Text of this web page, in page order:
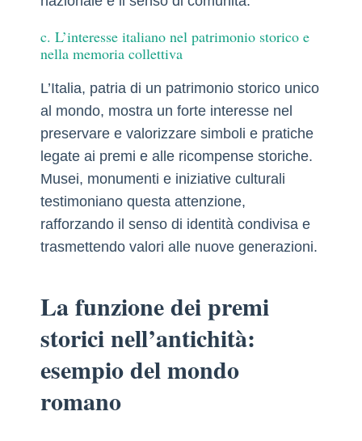
c. L’interesse italiano nel patrimonio storico e
nella memoria collettiva
L’Italia, patria di un patrimonio storico unico
al mondo, mostra un forte interesse nel
preservare e valorizzare simboli e pratiche
legate ai premi e alle ricompense storiche.
Musei, monumenti e iniziative culturali
testimoniano questa attenzione,
rafforzando il senso di identità condivisa e
trasmettendo valori alle nuove generazioni.
La funzione dei premi
storici nell’antichità:
esempio del mondo
romano